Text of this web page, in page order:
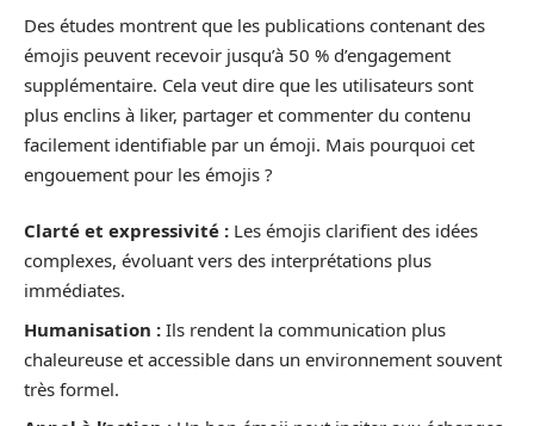
Des études montrent que les publications contenant des
émojis peuvent recevoir jusqu’à 50 % d’engagement
supplémentaire. Cela veut dire que les utilisateurs sont
plus enclins à liker, partager et commenter du contenu
facilement identifiable par un émoji. Mais pourquoi cet
engouement pour les émojis ?
Clarté et expressivité : Les émojis clarifient des idées
complexes, évoluant vers des interprétations plus
immédiates.
Humanisation : Ils rendent la communication plus
chaleureuse et accessible dans un environnement souvent
très formel.